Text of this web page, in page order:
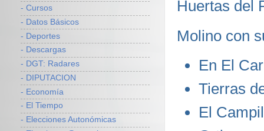
Huertas del
Molino con
En El
Tierras
El
- Cursos
- Datos Básicos
- Deportes
- Descargas
- DGT: Radares
- DIPUTACION
- Economía
- El Tiempo
- Elecciones Autonómicas